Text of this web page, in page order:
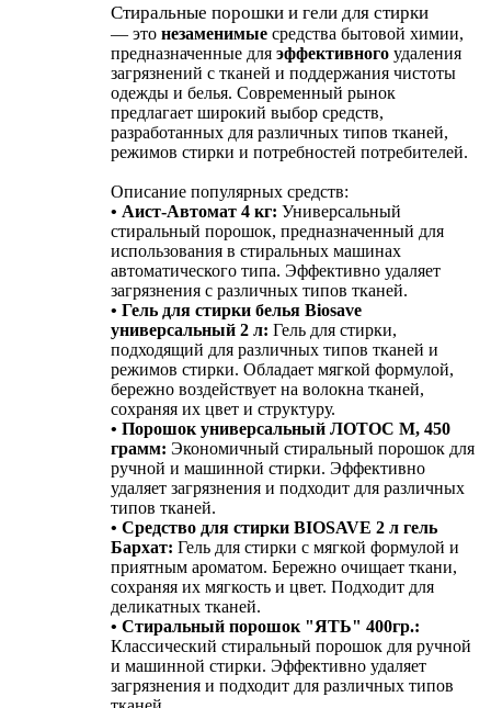
Стиральные порошки и гели для стирки
— это незаменимые средства бытовой химии,
предназначенные для эффективного удаления
загрязнений с тканей и поддержания чистоты
одежды и белья. Современный рынок
предлагает широкий выбор средств,
разработанных для различных типов тканей,
режимов стирки и потребностей потребителей.
Описание популярных средств:
• Аист-Автомат 4 кг: Универсальный
стиральный порошок, предназначенный для
использования в стиральных машинах
автоматического типа. Эффективно удаляет
загрязнения с различных типов тканей.
• Гель для стирки белья Biosave
универсальный 2 л: Гель для стирки,
подходящий для различных типов тканей и
режимов стирки. Обладает мягкой формулой,
бережно воздействует на волокна тканей,
сохраняя их цвет и структуру.
• Порошок универсальный ЛОТОС М, 450
грамм: Экономичный стиральный порошок для
ручной и машинной стирки. Эффективно
удаляет загрязнения и подходит для различных
типов тканей.
• Средство для стирки BIOSAVE 2 л гель
Бархат: Гель для стирки с мягкой формулой и
приятным ароматом. Бережно очищает ткани,
сохраняя их мягкость и цвет. Подходит для
деликатных тканей.
• Стиральный порошок "ЯТЬ" 400гр.:
Классический стиральный порошок для ручной
и машинной стирки. Эффективно удаляет
загрязнения и подходит для различных типов